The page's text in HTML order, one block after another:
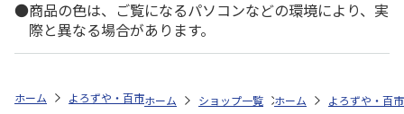
商品の色は、ご覧になるパソコンなどの環境により、実
際と異なる場合があります。
ホーム よろずや・百市 日用雑貨・お役立ちグッズ ハウスケア
ホーム ショップ一覧 よろずや・百市 ｃ
ホーム よろずや・百市